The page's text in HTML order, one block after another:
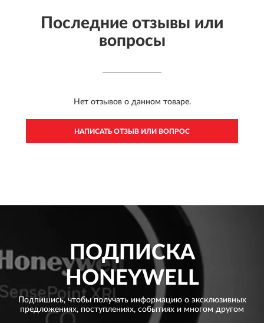
Последние отзывы или
вопросы
Нет отзывов о данном товаре.
НАПИСАТЬ ОТЗЫВ ИЛИ ВОПРОС
ПОДПИСКА
HONEYWELL
Подпишись, чтобы получать информацию о эксклюзивных
предложениях, поступлениях, событиях и многом другом